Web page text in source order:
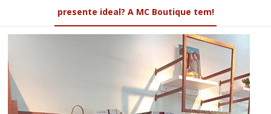
presente ideal? A MC Boutique tem!